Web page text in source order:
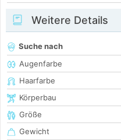
Weitere Details
Suche nach
Augenfarbe
Haarfarbe
Körperbau
Größe
Gewicht